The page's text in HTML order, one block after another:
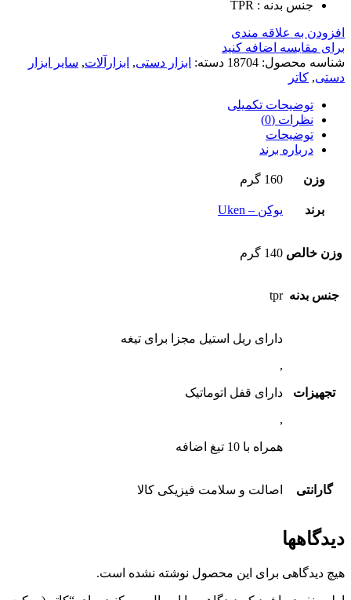
جنس بدنه : TPR
افزودن به علاقه مندی
برای مقایسه اضافه کنید
شناسه محصول: 18704 دسته: ابزار دستی, ابزارآلات, سایر ابزار
دستی, کاتر
توضیحات تکمیلی
نظرات (0)
توضیحات
درباره برند
وزن 160 گرم
برند یوکن – Uken
وزن خالص 140 گرم
جنس بدنه tpr
تجهیزات
دارای ریل استیل مجزا برای تیغه
,
دارای قفل اتوماتیک
,
همراه با 10 تیغ اضافه
گارانتی اصالت و سلامت فیزیکی کالا
دیدگاهها
هیچ دیدگاهی برای این محصول نوشته نشده است.